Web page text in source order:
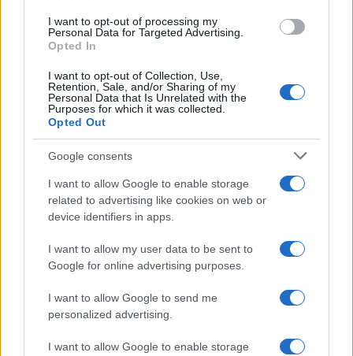
I want to opt-out of processing my
Personal Data for Targeted Advertising.
Opted In
I want to opt-out of Collection, Use,
Retention, Sale, and/or Sharing of my
Personal Data that Is Unrelated with the
Purposes for which it was collected.
Opted Out
Google consents
I want to allow Google to enable storage
related to advertising like cookies on web or
device identifiers in apps.
I want to allow my user data to be sent to
Google for online advertising purposes.
I want to allow Google to send me
personalized advertising.
I want to allow Google to enable storage
Esce di strada con l’auto ad Arzachena: ferito il
conducente
Turiste si perdono a Tavolara: salvate dai vigili
del fuoco
Gallura
persone: due bimbi tra i feriti
Red Valley Festival, musica no-stop a Olbia fino
alle 5